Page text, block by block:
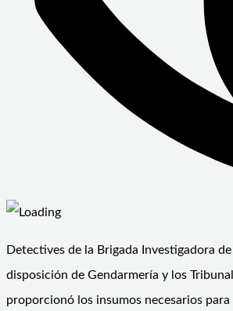
Detectives de la Brigada Investigadora
disposición de Gendarmería y los
proporcionó los insumos necesarios